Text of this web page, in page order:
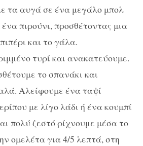
τα αυγά σε ένα μεγάλο μπολ
πιρούνι, προσθέτοντας μια
και το γάλα.
τυρί και ανακατεύουμε.
το σπανάκι και
Αλείφουμε ένα ταψί
με λίγο λάδι ή ένα κουμπί
πολύ ζεστό ρίχνουμε μέσα το
ομελέτα για 4/5 λεπτά, στη